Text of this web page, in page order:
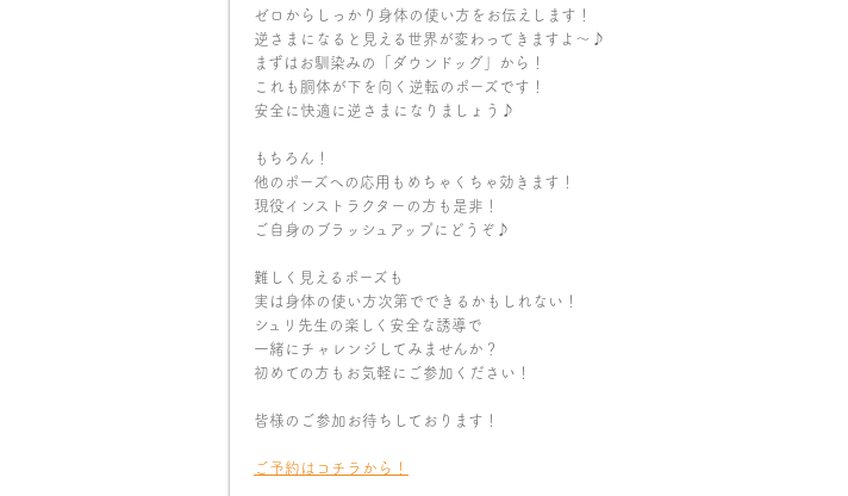
ゼロからしっかり身体の使い方をお伝えします！
逆さまになると見える世界が変わってきますよ～♪
まずはお馴染みの「ダウンドッグ」から！
これも胴体が下を向く逆転のポーズです！
安全に快適に逆さまになりましょう♪
もちろん！
他のポーズへの応用もめちゃくちゃ効きます！
現役インストラクターの方も是非！
ご自身のブラッシュアップにどうぞ♪
難しく見えるポーズも
実は身体の使い方次第でできるかもしれない！
シュリ先生の楽しく安全な誘導で
一緒にチャレンジしてみませんか？
初めての方もお気軽にご参加ください！
皆様のご参加お待ちしております！
ご予約はコチラから！